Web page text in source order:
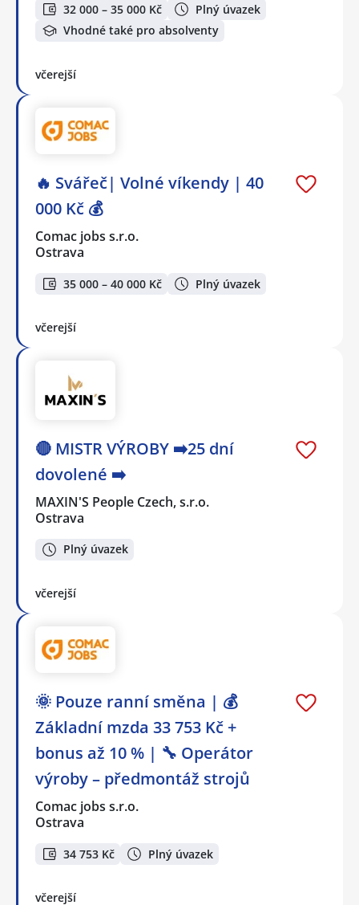
32 000 – 35 000 Kč
Plný úvazek
Vhodné také pro absolventy
včerejší
🔥 Svářeč| Volné víkendy | 40
000 Kč 💰
Comac jobs s.r.o.
Ostrava
35 000 – 40 000 Kč Plný úvazek
včerejší
🔴 MISTR VÝROBY ➡️25 dní
dovolené ➡️
MAXIN'S People Czech, s.r.o.
Ostrava
Plný úvazek
včerejší
🌞 Pouze ranní směna | 💰
Základní mzda 33 753 Kč +
bonus až 10 % | 🔧 Operátor
výroby – předmontáž strojů
Comac jobs s.r.o.
Ostrava
34 753 Kč Plný úvazek
včerejší